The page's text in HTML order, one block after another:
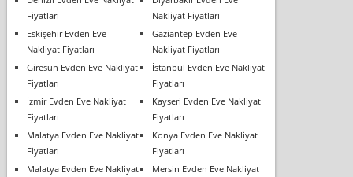
Fiyatları
Nakliyat Fiyatları
Eskişehir Evden Eve
Nakliyat Fiyatları
Gaziantep Evden Eve
Nakliyat Fiyatları
Giresun Evden Eve Nakliyat
Fiyatları
İstanbul Evden Eve Nakliyat
Fiyatları
İzmir Evden Eve Nakliyat
Fiyatları
Kayseri Evden Eve Nakliyat
Fiyatları
Malatya Evden Eve Nakliyat
Fiyatları
Konya Evden Eve Nakliyat
Fiyatları
Malatya Evden Eve Nakliyat
Mersin Evden Eve Nakliyat